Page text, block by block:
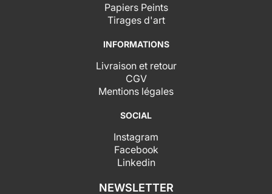
Papiers Peints
Tirages d'art
INFORMATIONS
Livraison et retour
CGV
Mentions légales
SOCIAL
Instagram
Facebook
Linkedin
NEWSLETTER